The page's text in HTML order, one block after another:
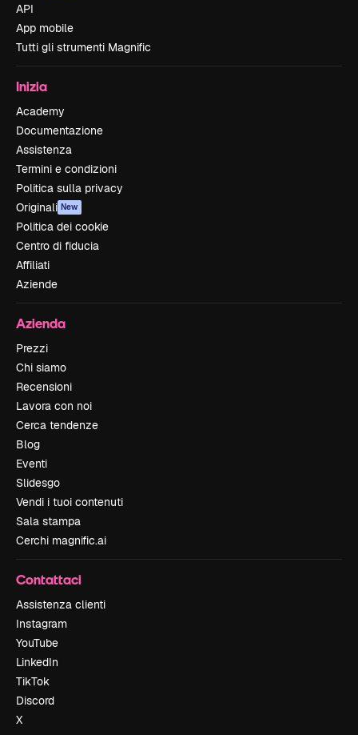
API
App mobile
Tutti gli strumenti Magnific
Inizia
Academy
Documentazione
Assistenza
Termini e condizioni
Politica sulla privacy
Originali New
Politica dei cookie
Centro di fiducia
Affiliati
Aziende
Azienda
Prezzi
Chi siamo
Recensioni
Lavora con noi
Cerca tendenze
Blog
Eventi
Slidesgo
Vendi i tuoi contenuti
Sala stampa
Cerchi magnific.ai
Contattaci
Assistenza clienti
Instagram
YouTube
LinkedIn
TikTok
Discord
X